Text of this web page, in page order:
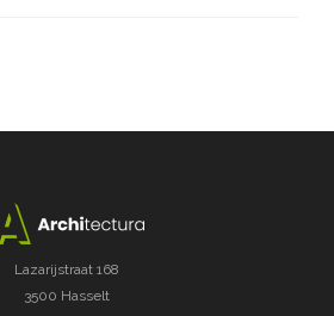
Lazarijstraat 168
3500 Hasselt